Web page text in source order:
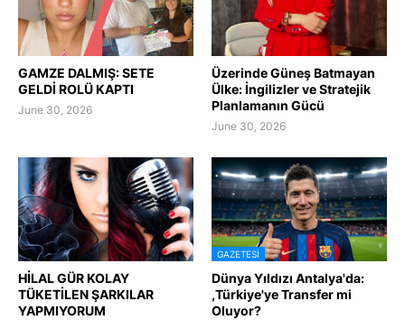
GAMZE DALMIŞ: SETE
GELDİ ROLÜ KAPTI
June 30, 2026
Üzerinde Güneş Batmayan
Ülke: İngilizler ve Stratejik
Planlamanın Gücü
June 30, 2026
HİLAL GÜR KOLAY
TÜKETİLEN ŞARKILAR
YAPMIYORUM
GAZETESI
Dünya Yıldızı Antalya'da:
,Türkiye'ye Transfer mi
Oluyor?